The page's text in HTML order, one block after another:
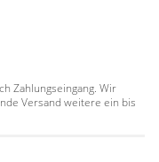
Zahlungseingang. Wir
Versand weitere ein bis